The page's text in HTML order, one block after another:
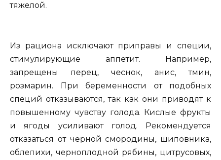
тяжелой.
Из рациона исключают приправы и специи,
стимулирующие аппетит. Например,
запрещены перец, чеснок, анис, тмин,
розмарин. При беременности от подобных
специй отказываются, так как они приводят к
повышенному чувству голода. Кислые фрукты
и ягоды усиливают голод. Рекомендуется
отказаться от черной смородины, шиповника,
облепихи, черноплодной рябины, цитрусовых,